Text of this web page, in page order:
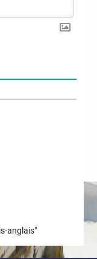
anglais"